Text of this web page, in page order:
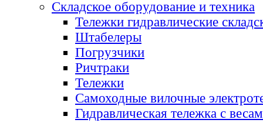
Складское оборудование и техника
Тележки гидравлические
Штабелеры
Погрузчики
Ричтраки
Тележки
Самоходные вилочные
Гидравлическая тележка с